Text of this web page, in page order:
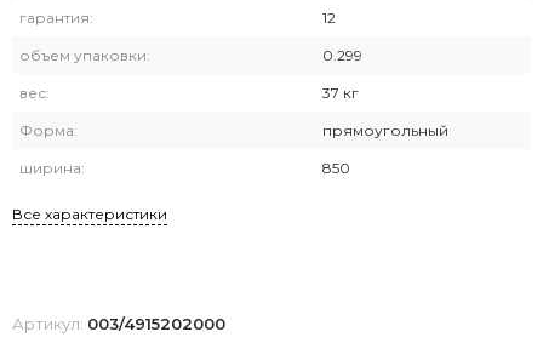
гарантия: 12
объем упаковки: 0.299
вес: 37 кг
Форма: прямоугольный
ширина: 850
Все характеристики
Артикул: 003/4915202000